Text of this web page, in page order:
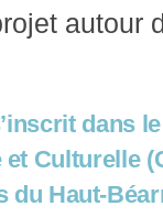
autour
dans
Culturelle
Haut-